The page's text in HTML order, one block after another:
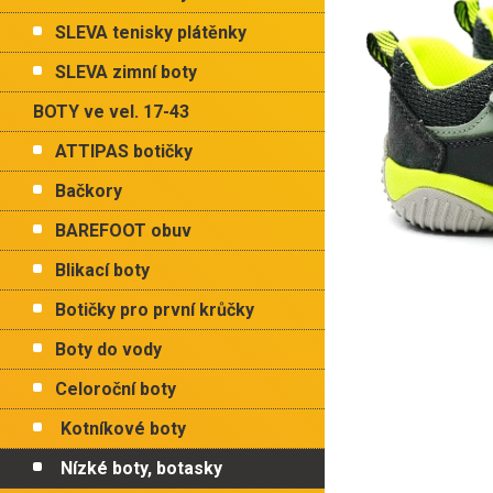
n
l
SLEVA tenisky plátěnky
SLEVA zimní boty
BOTY ve vel. 17-43
ATTIPAS botičky
Bačkory
BAREFOOT obuv
Blikací boty
Botičky pro první krůčky
Boty do vody
Celoroční boty
Kotníkové boty
Nízké boty, botasky